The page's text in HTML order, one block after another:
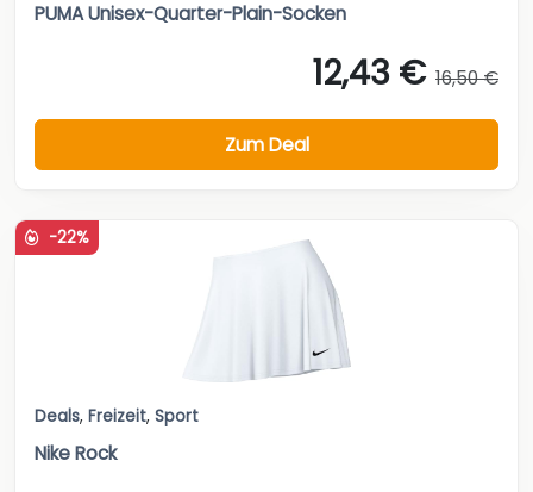
PUMA Unisex-Quarter-Plain-Socken
12,43 € 16,50 €
Zum Deal
-22%
Deals, Freizeit, Sport
Nike Rock